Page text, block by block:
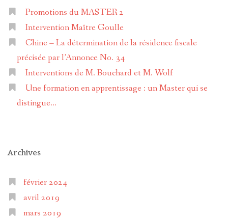
Promotions du MASTER 2
Intervention Maître Goulle
Chine – La détermination de la résidence fiscale
précisée par l’Annonce No. 34
Interventions de M. Bouchard et M. Wolf
Une formation en apprentissage : un Master qui se
distingue…
Archives
février 2024
avril 2019
mars 2019